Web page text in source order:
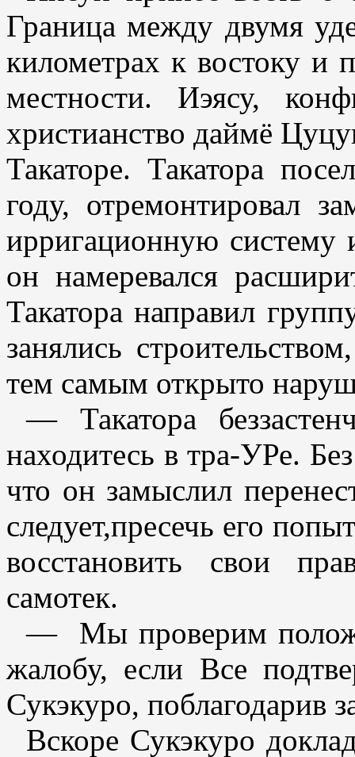
Граница между двумя
километрах к востоку и
местности. Иэясу,
христианство даймё
Такаторе. Такатора
году, отремонтировал
ирригационную систему
он намеревался
Такатора направил
занялись
тем самым открыто
— Такатора
находитесь в тра-УРе.
что он замыслил
следует,пресечь его
восстановить свои
самотек.
— Мы проверим
жалобу, если Все
Сукэкуро, поблагодарив
Вскоре Сукэкуро